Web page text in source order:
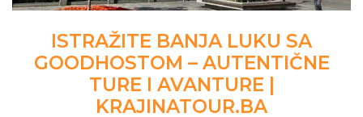
ISTRAŽITE BANJA LUKU SA
GOODHOSTOM – AUTENTIČNE
TURE I AVANTURE |
KRAJINATOUR.BA